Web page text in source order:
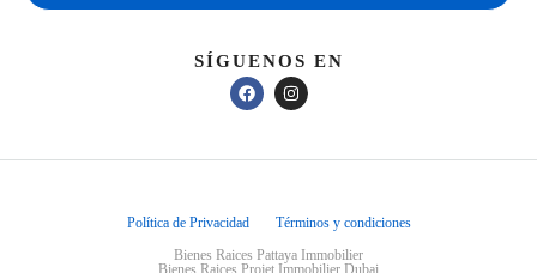
SÍGUENOS EN
Política de Privacidad
Términos y condiciones
Bienes Raices Pattaya Immobilier